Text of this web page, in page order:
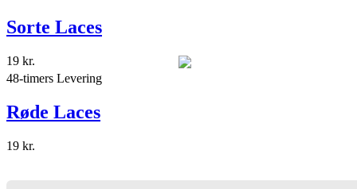
Sorte Laces
19 kr.
48-timers Levering
Røde Laces
19 kr.